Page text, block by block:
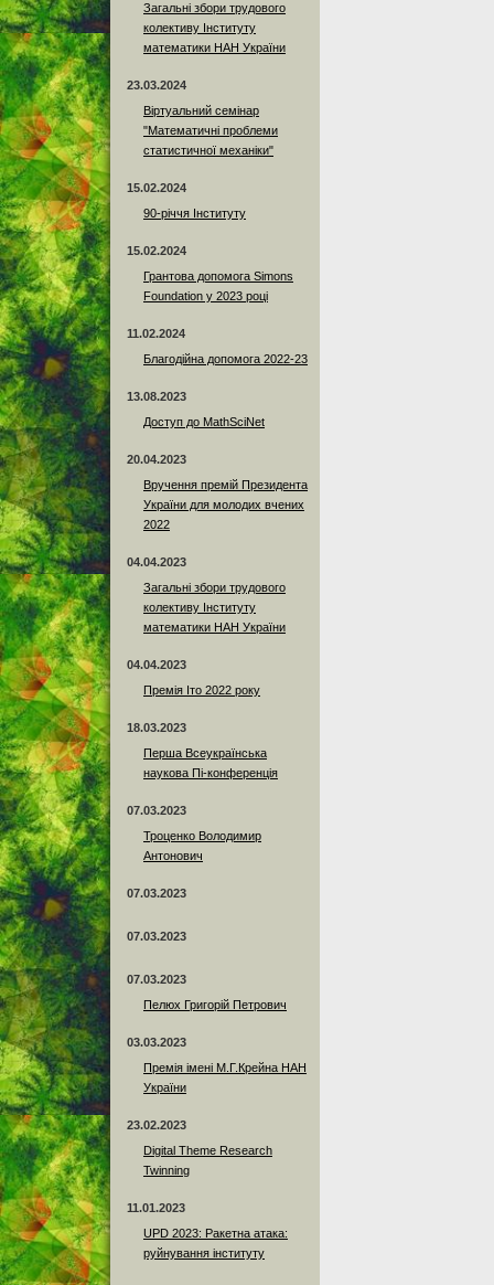
Загальні збори трудового
колективу Інституту
математики НАН України
23.03.2024
Віртуальний семінар
"Математичні проблеми
статистичної механіки"
15.02.2024
90-річчя Інституту
15.02.2024
Грантова допомога Simons
Foundation у 2023 році
11.02.2024
Благодійна допомога 2022-23
13.08.2023
Доступ до MathSciNet
20.04.2023
Вручення премій Президента
України для молодих вчених
2022
04.04.2023
Загальні збори трудового
колективу Інституту
математики НАН України
04.04.2023
Премія Іто 2022 року
18.03.2023
Перша Всеукраїнська
наукова Пі-конференція
07.03.2023
Троценко Володимир
Антонович
07.03.2023
07.03.2023
07.03.2023
Пелюх Григорій Петрович
03.03.2023
Премія імені М.Г.Крейна НАН
України
23.02.2023
Digital Theme Research
Twinning
11.01.2023
UPD 2023: Ракетна атака:
руйнування інституту